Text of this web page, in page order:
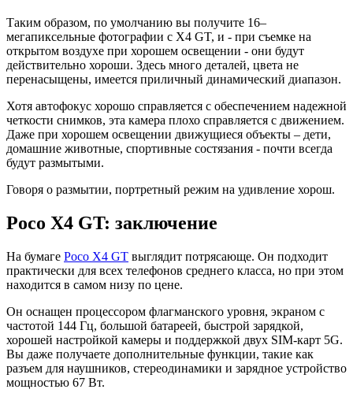
Таким образом, по умолчанию вы получите 16–
мегапиксельные фотографии с X4 GT, и - при съемке на
открытом воздухе при хорошем освещении - они будут
действительно хороши. Здесь много деталей, цвета не
перенасыщены, имеется приличный динамический диапазон.
Хотя автофокус хорошо справляется с обеспечением надежной
четкости снимков, эта камера плохо справляется с движением.
Даже при хорошем освещении движущиеся объекты – дети,
домашние животные, спортивные состязания - почти всегда
будут размытыми.
Говоря о размытии, портретный режим на удивление хорош.
Poco X4 GT: заключение
На бумаге Poco X4 GT выглядит потрясающе. Он подходит
практически для всех телефонов среднего класса, но при этом
находится в самом низу по цене.
Он оснащен процессором флагманского уровня, экраном с
частотой 144 Гц, большой батареей, быстрой зарядкой,
хорошей настройкой камеры и поддержкой двух SIM-карт 5G.
Вы даже получаете дополнительные функции, такие как
разъем для наушников, стереодинамики и зарядное устройство
мощностью 67 Вт.